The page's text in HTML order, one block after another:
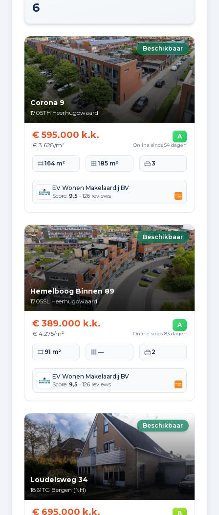
6
Beschikbaar
Corona 9
1705TH Heerhugowaard
€ 595.000 k.k.
€ 3.628/m²
A
Online sinds 54 dagen
Woonoppervlakte
164 m² Perceeloppervlakte
185 m² Slaapkamers
3
EV Wonen Makelaardij BV
Score: 9,5 • 126 reviews
Beschikbaar
Hemelboog Binnen 89
1705SL Heerhugowaard
€ 389.000 k.k.
€ 4.275/m²
A
Online sinds 83 dagen
Woonoppervlakte
91 m² Perceeloppervlakte
— Slaapkamers
2
EV Wonen Makelaardij BV
Score: 9,5 • 126 reviews
Beschikbaar
Loudelsweg 34
1861TG Bergen (NH)
€ 695.000 k.k. B